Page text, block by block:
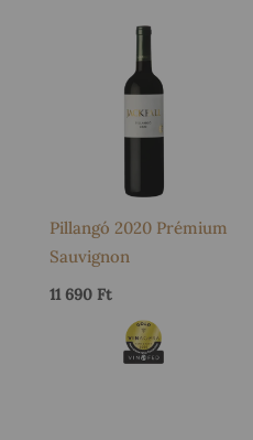
140 Ft.
Pillangó 2020 Prémium
Sauvignon
11 690 Ft